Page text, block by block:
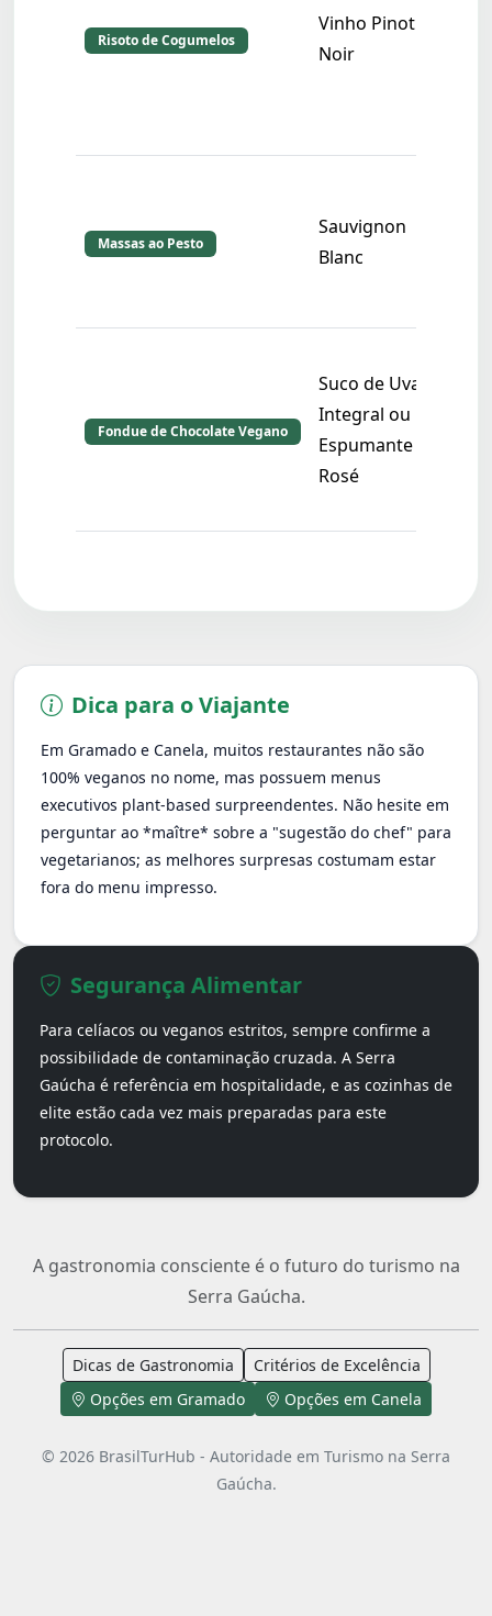
Risoto de Cogumelos
Vinho Pinot
Noir
Massas ao Pesto
Sauvignon
Blanc
Fondue de Chocolate Vegano
Suco de Uva
Integral ou
Espumante
Rosé
Dica para o Viajante
Em Gramado e Canela, muitos restaurantes não são
100% veganos no nome, mas possuem menus
executivos plant-based surpreendentes. Não hesite em
perguntar ao *maître* sobre a "sugestão do chef" para
vegetarianos; as melhores surpresas costumam estar
fora do menu impresso.
Segurança Alimentar
Para celíacos ou veganos estritos, sempre confirme a
possibilidade de contaminação cruzada. A Serra
Gaúcha é referência em hospitalidade, e as cozinhas de
elite estão cada vez mais preparadas para este
protocolo.
A gastronomia consciente é o futuro do turismo na
Serra Gaúcha.
Dicas de Gastronomia
Critérios de Excelência
Opções em Gramado
Opções em Canela
© 2026 BrasilTurHub - Autoridade em Turismo na Serra
Gaúcha.